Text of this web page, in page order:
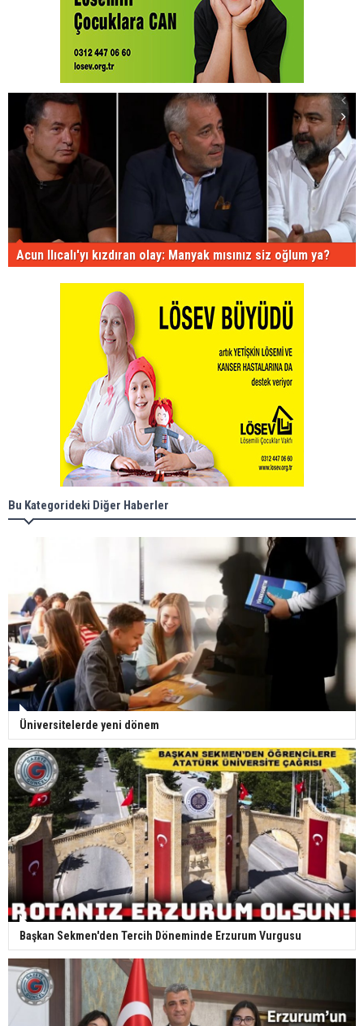
Acun Ilıcalı'yı kızdıran olay: Manyak mısınız siz oğlum ya?
Bu Kategorideki Diğer Haberler
Üniversitelerde yeni dönem
Başkan Sekmen'den Tercih Döneminde Erzurum Vurgusu